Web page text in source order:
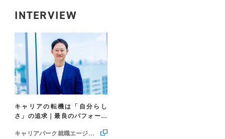
INTERVIEW
キャリアの転機は「自分らし
さ」の追求｜最良のパフォーマ
キャリアパーク就職エージェント